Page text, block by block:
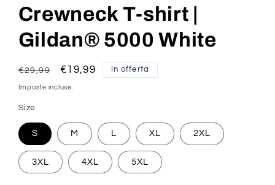
Crewneck T-shirt |
Gildan® 5000 White
Prezzo
di
€29,99
Prezzo
scontato
€19,99 In offerta
Imposte incluse.
Size
S M L XL 2XL
3XL 4XL 5XL